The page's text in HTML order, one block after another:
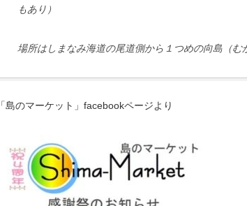
もあり）
場所はしまなみ海道の尾道側から１つめの向島（む
「島のマーケット」facebookページより